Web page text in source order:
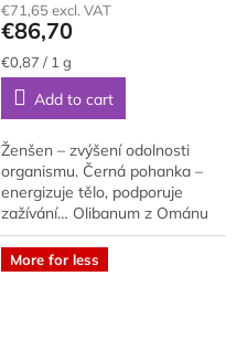
product
rating
is
5,0
out
of
5
stars.
€71,65 excl. VAT
€86,70
Measure
price:
€0,87 / 1 g
Add to cart
Ženšen – zvýšení odolnosti
organismu. Černá pohanka –
energizuje tělo, podporuje
zažívání… Olibanum z Ománu
– očista, protizánětlivé účinky.
Divoká čínská růže – krása,...
More for less